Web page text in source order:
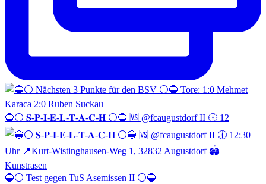
🔵⚪️ 𝐒-𝐏-𝐈-𝐄-𝐋-𝐓-𝐀-𝐂-𝐇 ⚪️🔵 🆚 @fcaugustdorf II 🕧 12
🔵⚪️ Test gegen TuS Asemissen II ⚪️🔵